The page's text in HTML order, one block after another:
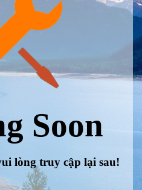
Soon
lòng truy cập lại sau!